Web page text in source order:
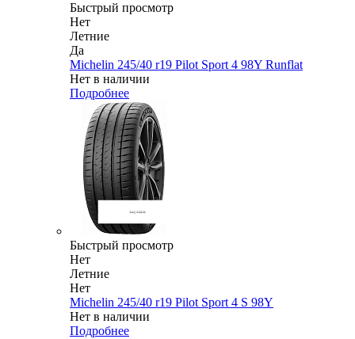
Быстрый просмотр
Нет
Летние
Да
Michelin 245/40 r19 Pilot Sport 4 98Y Runflat
Нет в наличии
Подробнее
Быстрый просмотр
Нет
Летние
Нет
Michelin 245/40 r19 Pilot Sport 4 S 98Y
Нет в наличии
Подробнее